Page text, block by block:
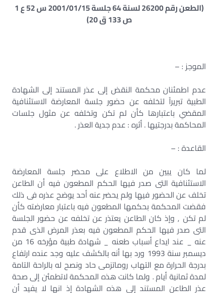
(الطعن رقم 26200 لسنة 64 جلسة 2001/01/15 س 52 ع 1
ص 133 ق 20)
الموجز : –
عدم اطمئنان محكمة النقض إلى عذر المستند إلى الشهادة
الطبية تبريراً لتخلفه عن حضور جلسة المعارضة الاستئنافية
المقضي باعتبارها كأن لم تكن وتخلفه عن مثول جلسات
المحاكمة بدرجتيها . أثره : عدم جدية العذر .
القاعدة : –
لما كان يبين من الاطلاع على محضر جلسة المعارضة
الاستئنافية التى صدر فيها الحكم المطعون فيه أن الطاعن
تخلف عن الحضور فيها ولم يحضر عنه أحد يوضح عذره فى ذلك
فقضت المحكمة بحكمها المطعون فيه باعتبار معارضته كأن
لم تكن , وإذ كان الطاعن يعتذر عن تخلفه عن حضور الجلسة
التى صدر فيها الحكم المطعون فيه بعذر المرض الذى قدم
عنه _ عند ايداع أسباب طعنه _ شهادة طبية مؤرخه 16 من
ديسمبر سنة 1993 ورد بها أنه بالكشف عليه وجد عنده ارتفاع
بدرجة الحرارة مع التهاب روماتزمى حاد ونصح له بالراحة التامة
لمدة ثمانية أيام . ولما كانت هذه المحكمة لاتطمئن إلى صحة
عذر الطاعن المستند إلى هذه الشهادة إذ انها لا يفيد أن